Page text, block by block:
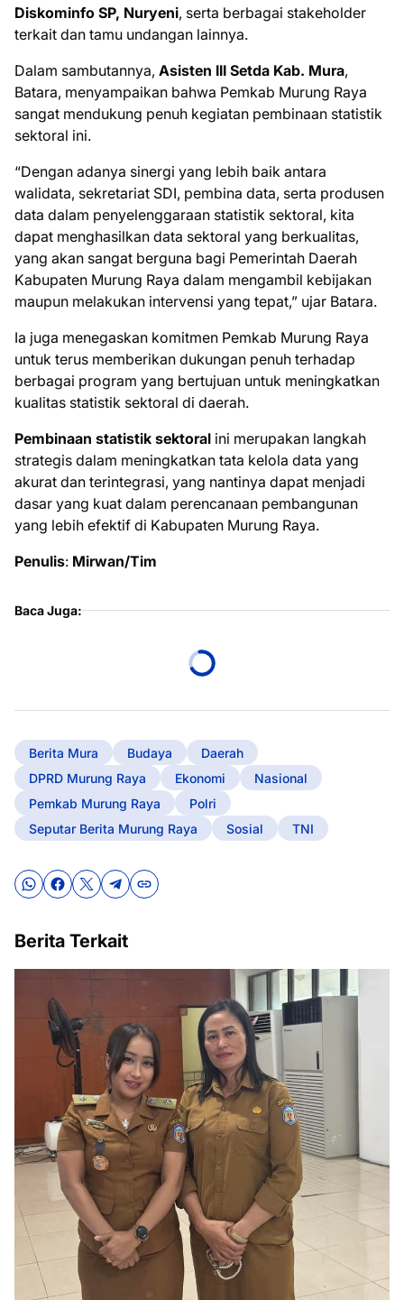
Diskominfo SP, Nuryeni, serta berbagai stakeholder
terkait dan tamu undangan lainnya.
Dalam sambutannya, Asisten III Setda Kab. Mura,
Batara, menyampaikan bahwa Pemkab Murung Raya
sangat mendukung penuh kegiatan pembinaan statistik
sektoral ini.
“Dengan adanya sinergi yang lebih baik antara
walidata, sekretariat SDI, pembina data, serta produsen
data dalam penyelenggaraan statistik sektoral, kita
dapat menghasilkan data sektoral yang berkualitas,
yang akan sangat berguna bagi Pemerintah Daerah
Kabupaten Murung Raya dalam mengambil kebijakan
maupun melakukan intervensi yang tepat,” ujar Batara.
Ia juga menegaskan komitmen Pemkab Murung Raya
untuk terus memberikan dukungan penuh terhadap
berbagai program yang bertujuan untuk meningkatkan
kualitas statistik sektoral di daerah.
Pembinaan statistik sektoral ini merupakan langkah
strategis dalam meningkatkan tata kelola data yang
akurat dan terintegrasi, yang nantinya dapat menjadi
dasar yang kuat dalam perencanaan pembangunan
yang lebih efektif di Kabupaten Murung Raya.
Penulis: Mirwan/Tim
Baca Juga:
Berita Mura Budaya
Daerah
DPRD Murung Raya
Ekonomi
Nasional
Pemkab Murung Raya
Polri
Seputar Berita Murung Raya
Sosial TNI
Berita Terkait